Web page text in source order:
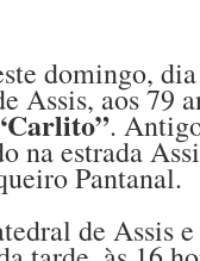
domingo,
Assis, aos 79
.
na estrada
Pantanal.
de Assis